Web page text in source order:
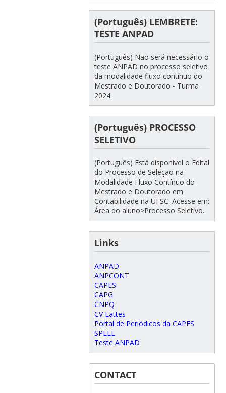
(Português) LEMBRETE:
TESTE ANPAD
(Português) Não será necessário o
teste ANPAD no processo seletivo
da modalidade fluxo contínuo do
Mestrado e Doutorado - Turma
2024.
(Português) PROCESSO
SELETIVO
(Português) Está disponível o Edital
do Processo de Seleção na
Modalidade Fluxo Contínuo do
Mestrado e Doutorado em
Contabilidade na UFSC. Acesse em:
Área do aluno>Processo Seletivo.
Links
ANPAD
ANPCONT
CAPES
CAPG
CNPQ
CV Lattes
Portal de Periódicos da CAPES
SPELL
Teste ANPAD
CONTACT